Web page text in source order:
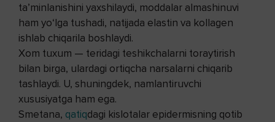
ta’minlanishini yaxshilaydi, moddalar almashinuvi
ham yo‘lga tushadi, natijada elastin va kollagen
ishlab chiqarila boshlaydi.
Xom tuxum — teridagi teshikchalarni toraytirish
bilan birga, ulardagi ortiqcha narsalarni chiqarib
tashlaydi. U, shuningdek, namlantiruvchi
xususiyatga ham ega.
Smetana, qatiqdagi kislotalar epidermisning qotib